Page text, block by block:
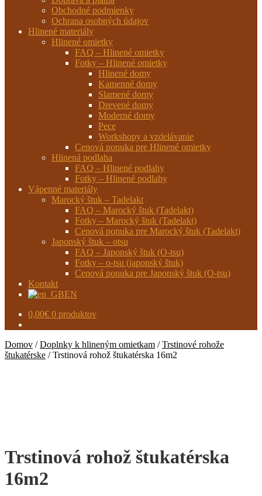
Obchodné podmienky
Ochrana osobných údajov
Hlinené materiály
Hlinené omietky
FAQ – Hlinené omietky
Fotky – Hlinené omietky
Hlinené domy
Kamenné domy
Slamené domy
Drevené domy
Moderné domy
Pece
Workshopy a vzdelávanie
Cenová ponuka pre Hlinené omietky
Hlinená podlaha
FAQ – Hlinené podlahy
Fotky – Hlinené podlahy
Vápenné materiály
Marocký štuk – Tadelakt
FAQ – Marocký štuk (Tadelakt)
Fotky – Marocký štuk (Tadelakt)
Cenová ponuka pre Marocký štuk (Tadelakt)
Japonský štuk – otsu
FAQ – Japonský štuk (O-tsu)
Fotky – o-tsu (japonský štuk)
Cenová ponuka pre Japonský štuk (O-tsu)
Kontakt
EN
0,00€ 0 produktov
Domov /Doplnky k hlineným omietkam /Trstinové rohože
štukatérske /Trstinová rohož štukatérska 16m2
Trstinová rohož štukatérska
16m2